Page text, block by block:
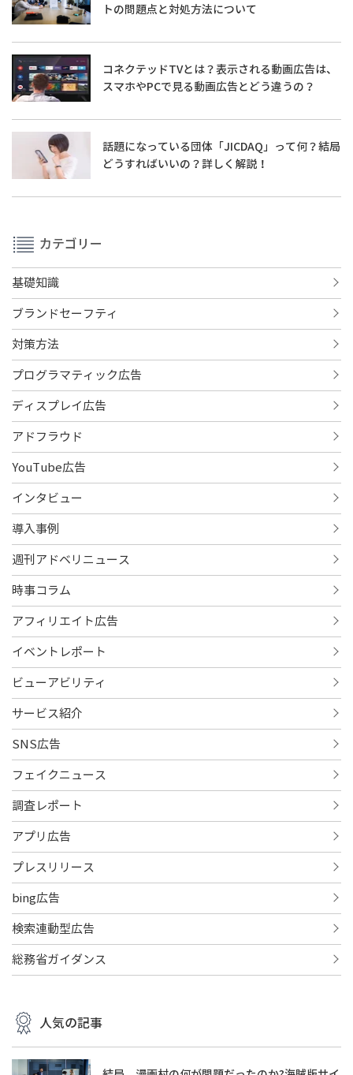
トの問題点と対処方法について
コネクテッドTVとは？表示される動画広告は、
スマホやPCで見る動画広告とどう違うの？
話題になっている団体「JICDAQ」って何？結局
どうすればいいの？詳しく解説！
カテゴリー
基礎知識
ブランドセーフティ
対策方法
プログラマティック広告
ディスプレイ広告
アドフラウド
YouTube広告
インタビュー
導入事例
週刊アドベリニュース
時事コラム
アフィリエイト広告
イベントレポート
ビューアビリティ
サービス紹介
SNS広告
フェイクニュース
調査レポート
アプリ広告
プレスリリース
bing広告
検索連動型広告
総務省ガイダンス
人気の記事